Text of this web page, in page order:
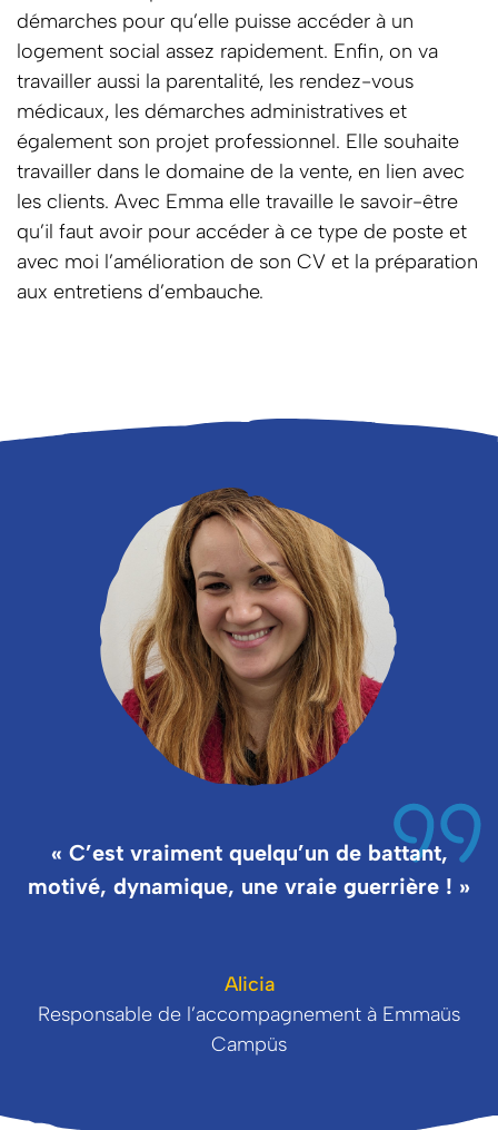
démarches pour qu’elle puisse accéder à un
logement social assez rapidement. Enfin, on va
travailler aussi la parentalité, les rendez-vous
médicaux, les démarches administratives et
également son projet professionnel. Elle souhaite
travailler dans le domaine de la vente, en lien avec
les clients. Avec Emma elle travaille le savoir-être
qu’il faut avoir pour accéder à ce type de poste et
avec moi l’amélioration de son CV et la préparation
aux entretiens d’embauche.
« C’est vraiment quelqu’un de battant,
motivé, dynamique, une vraie guerrière ! »
Alicia
Responsable de l’accompagnement à Emmaüs
Campüs